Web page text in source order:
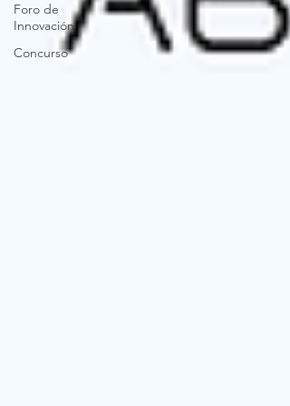
Foro de
Innovación
Concurso